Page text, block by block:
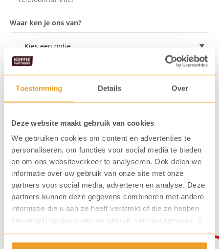
Toestemming Details Over
Deze website maakt gebruik van cookies
We gebruiken cookies om content en advertenties te
personaliseren, om functies voor social media te bieden
en om ons websiteverkeer te analyseren. Ook delen we
informatie over uw gebruik van onze site met onze
partners voor social media, adverteren en analyse. Deze
partners kunnen deze gegevens combineren met andere
informatie die u aan ze heeft verstrekt of die ze hebben
verzameld op basis van uw gebruik van hun services. U
gaat akkoord met onze cookies als u onze website blijft
gebruiken.
Waar ken je ons van?
Voor welke koffiemachine wil je een proefplaatsing?
Ik ga akkoord dat mijn gegevensopgeslagen worden
Ik meld me aan voor de KoffiePartners nieuwsbrief
Verstuur formulier